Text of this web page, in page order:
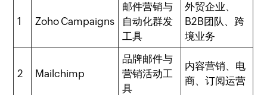
1 Zoho Campaigns
邮件营销与
自动化群发
工具
外贸企业、
B2B团队、跨
境业务
2 Mailchimp
品牌邮件与
营销活动工
具
内容营销、电
商、订阅运营